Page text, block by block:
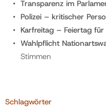
Transparenz im
Polizei – kritischer
Karfreitag – Feiertag für
Wahlpflicht
Stimmen
Schlagwörter